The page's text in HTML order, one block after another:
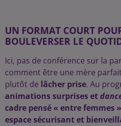
UN FORMAT COURT
BOULEVERSER LE
Ici, pas de conférence sur la
comment être une mère
plutôt de lâcher prise. Au
animations surprises et
cadre pensé « entre femmes »
espace sécurisant et